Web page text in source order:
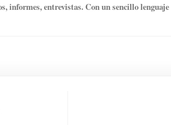
informes, entrevistas. Con un sencillo